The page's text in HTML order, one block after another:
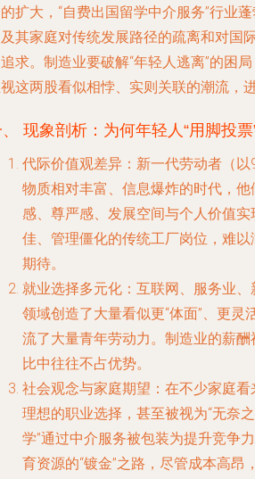
扩大，“自费出国留学中介服务”行业
其家庭对传统发展路径的疏离和对国
求。制造业要破解“年轻人逃离”的困
这两股看似相悖、实则关联的潮流，
现象剖析：为何年轻人“用脚投票
代际价值观差异 ：新一代劳动者（
物质相对丰富、信息爆炸的时代，
感、尊严感、发展空间与个人价值
佳、管理僵化的传统工厂岗位，难以
期待。
就业选择多元化 ：互联网、服务业
领域创造了大量看似更“体面”、更灵
流了大量青年劳动力。制造业的薪
比中往往不占优势。
社会观念与家庭期望 ：在不少家庭
理想的职业选择，甚至被视为“无奈
学”通过中介服务被包装为提升竞争
育资源的“镀金”之路，尽管成本高昂